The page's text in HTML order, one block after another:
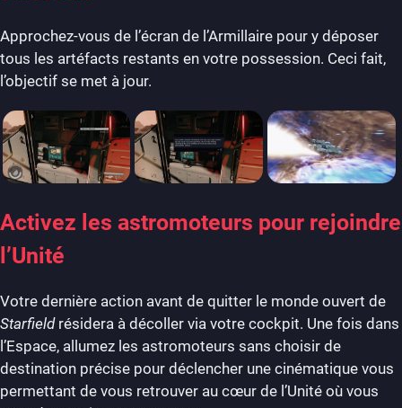
Approchez-vous de l’écran de l’Armillaire pour y déposer
tous les artéfacts restants en votre possession. Ceci fait,
l’objectif se met à jour.
Activez les astromoteurs pour rejoindre
l’Unité
Votre dernière action avant de quitter le monde ouvert de
Starfieldrésidera à décoller via votre cockpit. Une fois dans
l’Espace, allumez les astromoteurs sans choisir de
destination précise pour déclencher une cinématique vous
permettant de vous retrouver au cœur de l’Unité où vous